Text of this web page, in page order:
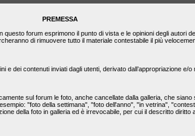
PREMESSA
forum esprimono il punto di vista e le opinioni degli autori
di rimuovere tutto il materiale contestabile il più
e dei contenuti inviati dagli utenti, derivato dall’appropriazione
sul forum le foto, anche cancellate dalla galleria, che
"foto della settimana", "foto dell'anno", "in vetrina",
della foto in galleria ed è irrevocabile, per cui il descritto